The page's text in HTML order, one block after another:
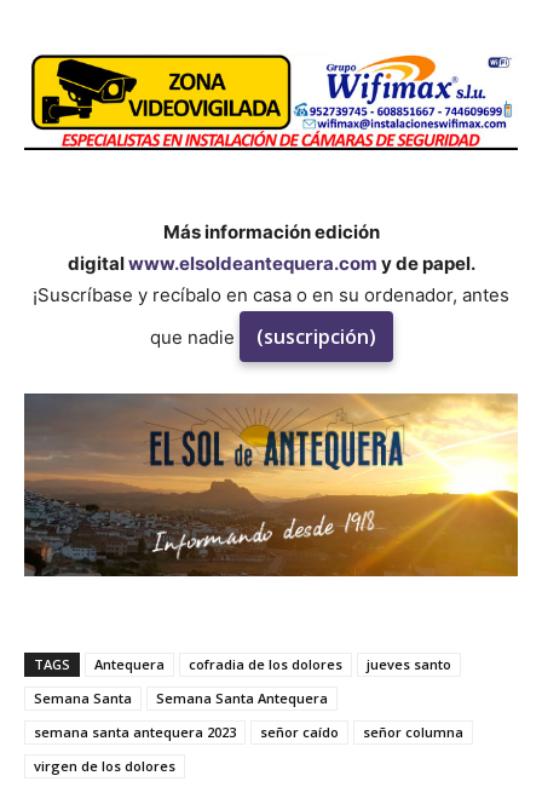
Más información edición
digitalwww.elsoldeantequera.com y de papel.
¡Suscríbase y recíbalo en casa o en su ordenador, antes
que nadie
(suscripción)
TAGS Antequera cofradia de los dolores
jueves santo
Semana Santa
Semana Santa Antequera
semana santa antequera 2023
señor caído
señor columna
virgen de los dolores